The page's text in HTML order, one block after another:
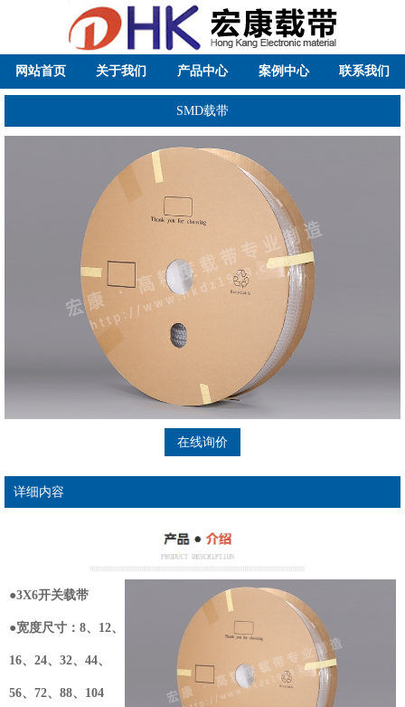
网站首页 关于我们 产品中心 案例中心 联系我们
SMD载带
在线询价
详细内容
●3X6开关载带
●宽度尺寸：8、12、
16、24、32、44、
56、72、88、104